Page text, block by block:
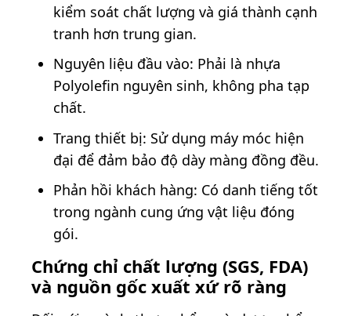
kiểm soát chất lượng và giá thành cạnh
tranh hơn trung gian.
Nguyên liệu đầu vào: Phải là nhựa
Polyolefin nguyên sinh, không pha tạp
chất.
Trang thiết bị: Sử dụng máy móc hiện
đại để đảm bảo độ dày màng đồng đều.
Phản hồi khách hàng: Có danh tiếng tốt
trong ngành cung ứng vật liệu đóng
gói.
Chứng chỉ chất lượng (SGS, FDA)
và nguồn gốc xuất xứ rõ ràng